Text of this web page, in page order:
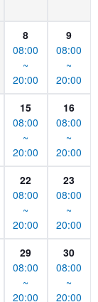
8
08:00
~
20:00
9
08:00
~
20:00
15
08:00
~
20:00
16
08:00
~
20:00
22
08:00
~
20:00
23
08:00
~
20:00
29
08:00
~
20:00
30
08:00
~
20:00